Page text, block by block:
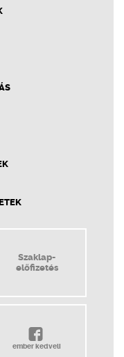
Szaklap-
előfizetés
ember kedveli